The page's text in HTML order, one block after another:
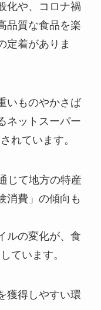
化や、コロナ禍
品質な食品を楽
定着がありま
いものやかさば
ネットスーパー
れています。
じて地方の特産
消費」の傾向も
ルの変化が、食
ています。
獲得しやすい環